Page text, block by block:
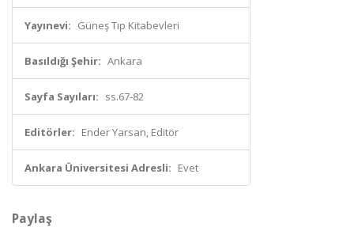
Yayınevi: Güneş Tıp Kitabevleri
Basıldığı Şehir: Ankara
Sayfa Sayıları: ss.67-82
Editörler: Ender Yarsan, Editör
Ankara Üniversitesi Adresli: Evet
Paylaş